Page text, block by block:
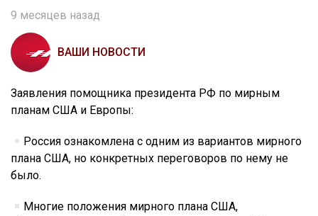
9 месяцев назад
ВАШИ НОВОСТИ
Заявления помощника президента РФ по мирным
планам США и Европы:
Россия ознакомлена с одним из вариантов мирного
плана США, но конкретных переговоров по нему не
было.
Многие положения мирного плана США,